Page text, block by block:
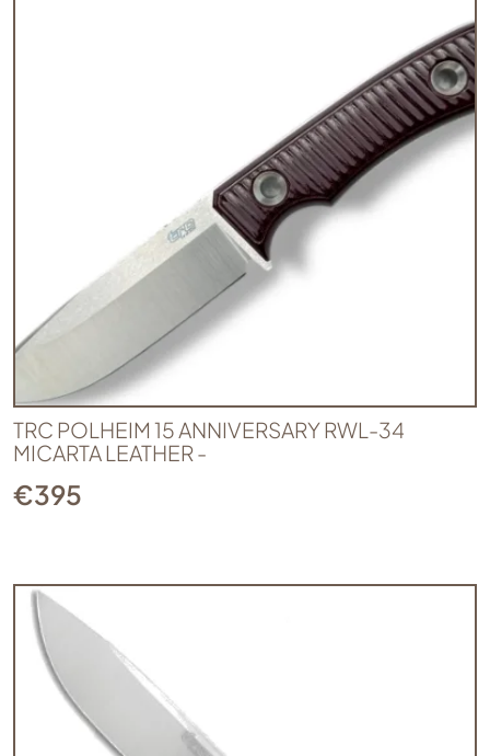
TRC POLHEIM 15 ANNIVERSARY RWL-34
MICARTA LEATHER -
€395